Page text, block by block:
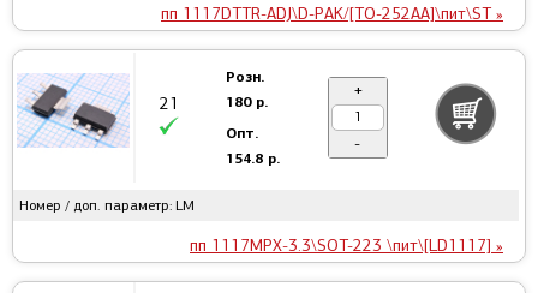
пп 1117DTTR-ADJ\D-PAK/[TO-252AA]\пит\ST »
Номер / доп. параметр: LM
пп 1117MPX-3.3\SOT-223 \пит\[LD1117] »
21
Розн.
180 р.
Опт.
154.8 р.
+
-